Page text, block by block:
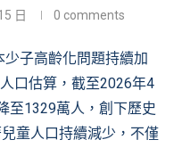
日 0 comments
少子高齡化問題持續加
口估算，截至2026年4
至1329萬人，創下歷史
童人口持續減少，不僅